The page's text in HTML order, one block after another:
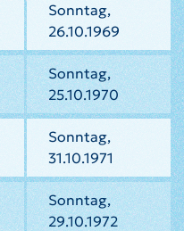
Sonntag,
26.10.1969
Sonntag,
25.10.1970
Sonntag,
31.10.1971
Sonntag,
29.10.1972